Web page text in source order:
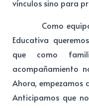
vínculos sino para
Como equipo
Educativa
que como
acompañamiento
Ahora, empezamos
Anticipamos que